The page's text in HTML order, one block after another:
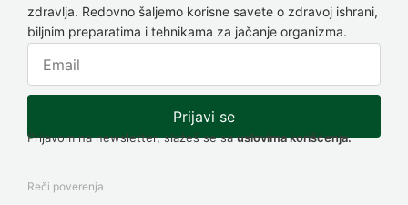
zdravlja. Redovno šaljemo korisne savete o zdravoj ishrani,
biljnim preparatima i tehnikama za jačanje organizma.
Prijavi se
Prijavom na newsletter, slažeš se sauslovima korišćenja.
Reči poverenja